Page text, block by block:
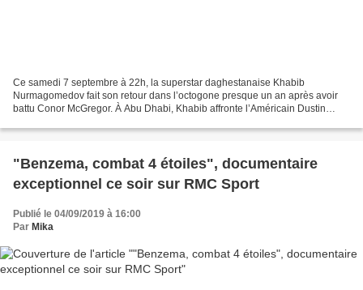
Ce samedi 7 septembre à 22h, la superstar daghestanaise Khabib
Nurmagomedov fait son retour dans l’octogone presque un an après avoir
battu Conor McGregor. À Abu Dhabi, Khabib affronte l’Américain Dustin
"Benzema, combat 4 étoiles", documentaire
exceptionnel ce soir sur RMC Sport
Publié le 04/09/2019 à 16:00
Par Mika